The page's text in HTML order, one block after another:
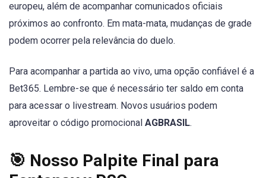
europeu, além de acompanhar comunicados oficiais
próximos ao confronto. Em mata-mata, mudanças de grade
podem ocorrer pela relevância do duelo.
Para acompanhar a partida ao vivo, uma opção confiável é a
Bet365. Lembre-se que é necessário ter saldo em conta
para acessar o livestream. Novos usuários podem
aproveitar o código promocional AGBRASIL.
🎯 Nosso Palpite Final para